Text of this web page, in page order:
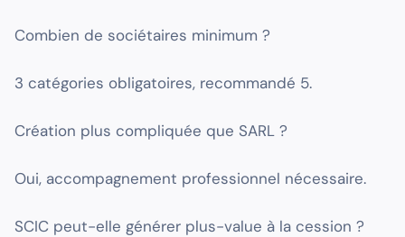
Combien de sociétaires minimum ?
3 catégories obligatoires, recommandé 5.
Création plus compliquée que SARL ?
Oui, accompagnement professionnel nécessaire.
SCIC peut-elle générer plus-value à la cession ?